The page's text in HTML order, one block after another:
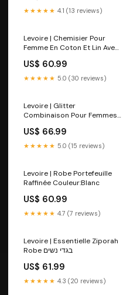
★★★★★ 4.1 (13 reviews)
Levoire | Chemisier Pour
Femme En Coton Et Lin Avec
Branche Femme Bodysuit
US$ 60.99
★★★★★ 5.0 (30 reviews)
Levoire | Glitter
Combinaison Pour Femmes
US$ 66.99
★★★★★ 5.0 (15 reviews)
Levoire | Robe Portefeuille
Raffinée Couleur:Blanc
US$ 60.99
★★★★★ 4.7 (7 reviews)
Levoire | Essentielle Ziporah
Robe בגדי נשים
US$ 61.99
★★★★★ 4.3 (20 reviews)